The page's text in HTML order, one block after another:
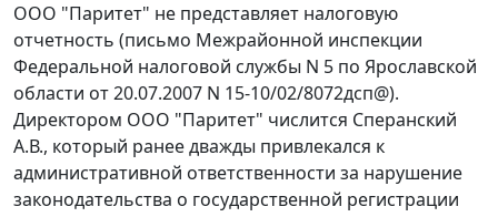
ООО "Паритет" не представляет налоговую
отчетность (письмо Межрайонной инспекции
Федеральной налоговой службы N 5 по Ярославской
области от 20.07.2007 N 15-10/02/8072дсп@).
Директором ООО "Паритет" числится Сперанский
А.В., который ранее дважды привлекался к
административной ответственности за нарушение
законодательства о государственной регистрации